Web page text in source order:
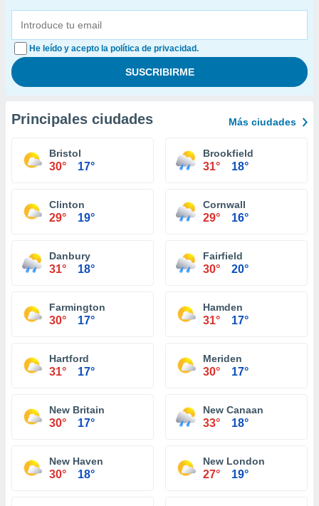
He leído y acepto la política de privacidad.
Principales ciudades Más ciudades
Bristol
30° 17°
Brookfield
31° 18°
Clinton
29° 19°
Cornwall
29° 16°
Danbury
31° 18°
Fairfield
30° 20°
Farmington
30° 17°
Hamden
31° 17°
Hartford
31° 17°
Meriden
30° 17°
New Britain
30° 17°
New Canaan
33° 18°
New Haven
30° 18°
New London
27° 19°